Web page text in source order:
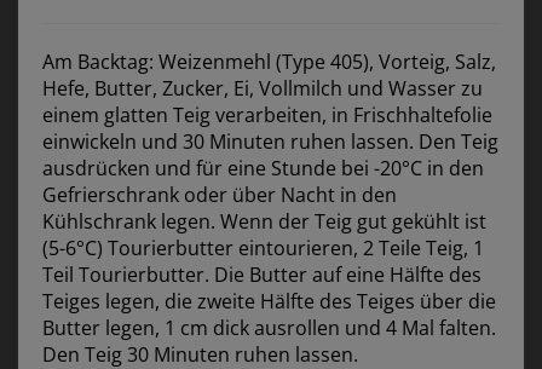
Am Backtag: Weizenmehl (Type 405), Vorteig, Salz,
Hefe, Butter, Zucker, Ei, Vollmilch und Wasser zu
einem glatten Teig verarbeiten, in Frischhaltefolie
einwickeln und 30 Minuten ruhen lassen. Den Teig
ausdrücken und für eine Stunde bei -20°C in den
Gefrierschrank oder über Nacht in den
Kühlschrank legen. Wenn der Teig gut gekühlt ist
(5-6°C) Tourierbutter eintourieren, 2 Teile Teig, 1
Teil Tourierbutter. Die Butter auf eine Hälfte des
Teiges legen, die zweite Hälfte des Teiges über die
Butter legen, 1 cm dick ausrollen und 4 Mal falten.
Den Teig 30 Minuten ruhen lassen.